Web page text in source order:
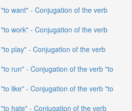
want" - Conjugation of the verb
work" - Conjugation of the verb
play" - Conjugation of the verb
run" - Conjugation of the verb "to
like" - Conjugation of the verb "to
hate" - Conjugation of the verb